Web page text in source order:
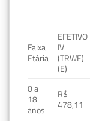
Faixa
Etária
EFETIVO
IV
(TRWE)
(E)
0 a
18
anos
R$
478,11